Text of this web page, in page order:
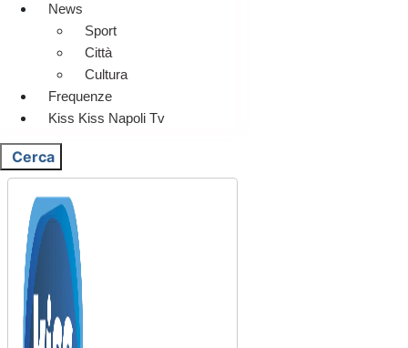
News
Sport
Città
Cultura
Frequenze
Kiss Kiss Napoli Tv
Cerca